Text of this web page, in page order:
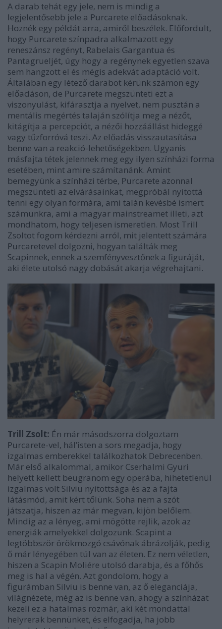
A darab tehát egy jele, nem is mindig a
legjelentősebb jele a Purcarete előadásoknak.
Hoznék egy példát arra, amiről beszélek. Előfordult,
hogy Purcarete színpadra alkalmazott egy
reneszánsz regényt, Rabelais Gargantua és
Pantagrueljét, úgy hogy a regénynek egyetlen szava
sem hangzott el és mégis adekvát adaptáció volt.
Általában egy létező darabot kérünk számon egy
előadáson, de Purcarete megszünteti ezt a
viszonyulást, kifárasztja a nyelvet, nem pusztán a
mentális megértés talaján szólítja meg a nézőt,
kitágítja a percepciót, a nézői hozzáállást hideggé
vagy tűzforróvá teszi. Az előadás visszautasítása
benne van a reakció-lehetőségekben. Ugyanis
másfajta tétek jelennek meg egy ilyen színházi forma
esetében, mint amire számítanánk. Amint
bemegyünk a színházi térbe, Purcarete azonnal
megszünteti az elvárásainkat, megpróbál nyitottá
tenni egy olyan formára, ami talán kevésbé ismert
számunkra, ami a magyar mainstreamet illeti, azt
mondhatom, hogy teljesen ismeretlen. Most Trill
Zsoltot fogom kérdezni arról, mit jelentett számára
Purcaretevel dolgozni, hogyan találták meg
Scapinnek, ennek a szemfényvesztőnek a figuráját,
aki élete utolsó nagy dobását akarja végrehajtani.
Trill Zsolt: Én már másodszorra dolgoztam
Purcarete-vel, hál’isten a sors megadja, hogy
izgalmas emberekkel találkozhatok Debrecenben.
Már első alkalommal, amikor Cserhalmi Gyuri
helyett kellett beugranom egy operába, hihetetlenül
izgalmas volt Silviu nyitottsága és az a fajta
látásmód, amit kért tőlünk. Soha nem a szót
játszatja, hiszen az már megvan, kijön belőlem.
Mindig az a lényeg, ami mögötte rejlik, azok az
energiák amelyekkel dolgozunk. Scapint a
legtöbbször örökmozgó csávónak ábrázolják, pedig
ő már lényegében túl van az életen. Ez nem véletlen,
hiszen a Scapin Moliére utolsó darabja, és a főhős
meg is hal a végén. Azt gondolom, hogy a
figurámban Silviu is benne van, az ő eleganciája,
világnézete, még az is benne van, ahogy a színházat
kezeli ez a hatalmas rozmár, aki két mondattal
helyrerak bennünket, és elfogadja, ha jobb